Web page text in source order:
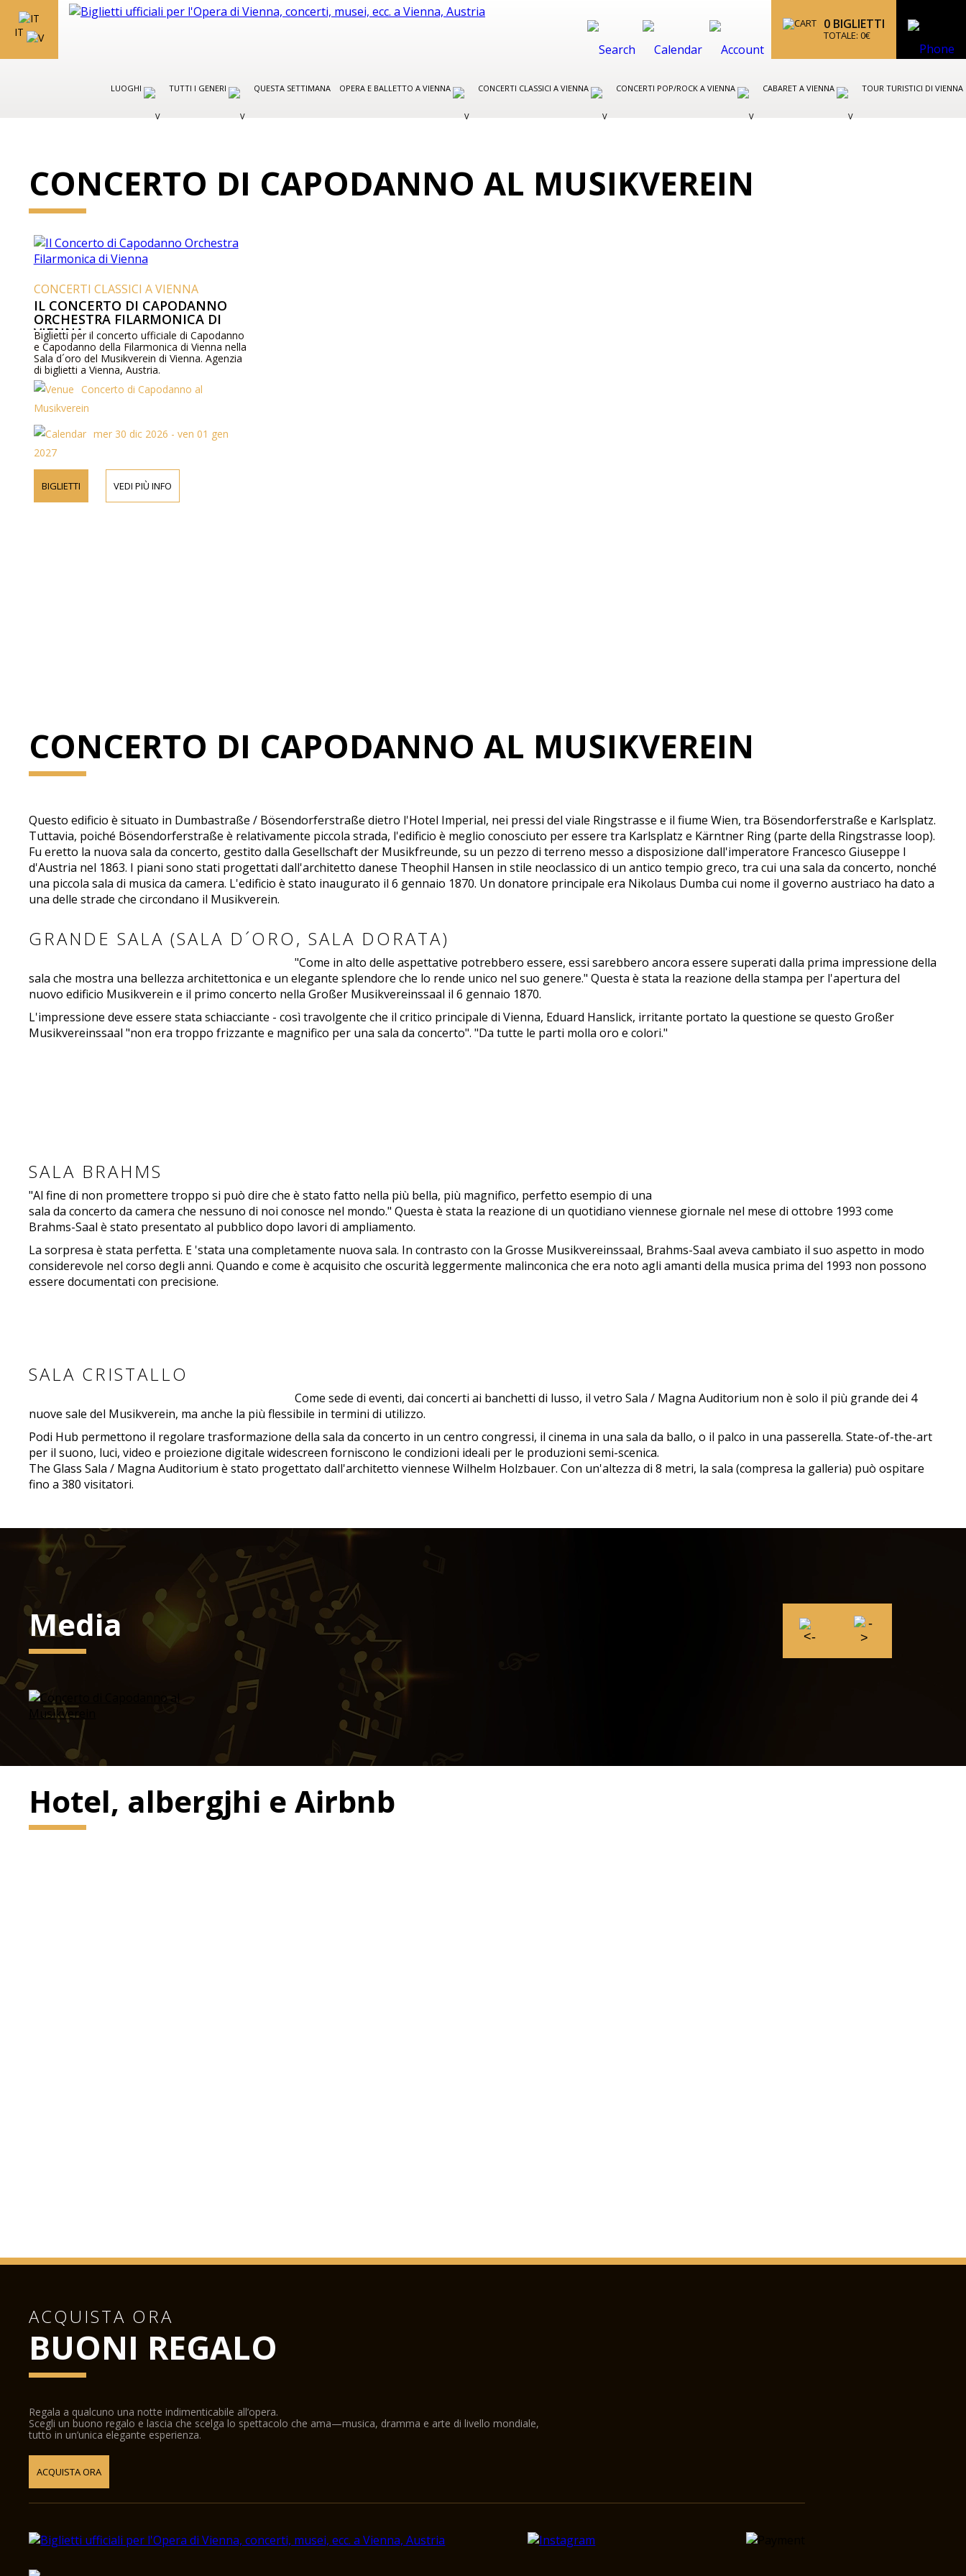
IT
0 BIGLIETTI
TOTALE: 0€
LUOGHI TUTTI I GENERI QUESTA SETTIMANA OPERA E BALLETTO A VIENNA CONCERTI CLASSICI A VIENNA CONCERTI POP/ROCK A VIENNA CABARET A VIENNA TOUR TURISTICI DI VIENNA
CONCERTO DI CAPODANNO AL MUSIKVEREIN
CONCERTI CLASSICI A VIENNA
IL CONCERTO DI CAPODANNO
ORCHESTRA FILARMONICA DI
VIENNA
Biglietti per il concerto ufficiale di Capodanno
e Capodanno della Filarmonica di Vienna nella
Sala d´oro del Musikverein di Vienna. Agenzia
di biglietti a Vienna, Austria.
Concerto di Capodanno al
Musikverein
mer 30 dic 2026 - ven 01 gen
2027
BIGLIETTI VEDI PIÙ INFO
CONCERTO DI CAPODANNO AL MUSIKVEREIN
Questo edificio è situato in Dumbastraße / Bösendorferstraße dietro l'Hotel Imperial, nei pressi del viale Ringstrasse e il fiume Wien, tra Bösendorferstraße e Karlsplatz.
Tuttavia, poiché Bösendorferstraße è relativamente piccola strada, l'edificio è meglio conosciuto per essere tra Karlsplatz e Kärntner Ring (parte della Ringstrasse loop).
Fu eretto la nuova sala da concerto, gestito dalla Gesellschaft der Musikfreunde, su un pezzo di terreno messo a disposizione dall'imperatore Francesco Giuseppe I
d'Austria nel 1863. I piani sono stati progettati dall'architetto danese Theophil Hansen in stile neoclassico di un antico tempio greco, tra cui una sala da concerto, nonché
una piccola sala di musica da camera. L'edificio è stato inaugurato il 6 gennaio 1870. Un donatore principale era Nikolaus Dumba cui nome il governo austriaco ha dato a
una delle strade che circondano il Musikverein.
GRANDE SALA (SALA D´ORO, SALA DORATA)
"Come in alto delle aspettative potrebbero essere, essi sarebbero ancora essere superati dalla prima impressione della
sala che mostra una bellezza architettonica e un elegante splendore che lo rende unico nel suo genere." Questa è stata la reazione della stampa per l'apertura del
nuovo edificio Musikverein e il primo concerto nella Großer Musikvereinssaal il 6 gennaio 1870.
L'impressione deve essere stata schiacciante - così travolgente che il critico principale di Vienna, Eduard Hanslick, irritante portato la questione se questo Großer
Musikvereinssaal "non era troppo frizzante e magnifico per una sala da concerto". "Da tutte le parti molla oro e colori."
SALA BRAHMS
"Al fine di non promettere troppo si può dire che è stato fatto nella più bella, più magnifico, perfetto esempio di una
sala da concerto da camera che nessuno di noi conosce nel mondo." Questa è stata la reazione di un quotidiano viennese giornale nel mese di ottobre 1993 come
Brahms-Saal è stato presentato al pubblico dopo lavori di ampliamento.
La sorpresa è stata perfetta. E 'stata una completamente nuova sala. In contrasto con la Grosse Musikvereinssaal, Brahms-Saal aveva cambiato il suo aspetto in modo
considerevole nel corso degli anni. Quando e come è acquisito che oscurità leggermente malinconica che era noto agli amanti della musica prima del 1993 non possono
essere documentati con precisione.
SALA CRISTALLO
Come sede di eventi, dai concerti ai banchetti di lusso, il vetro Sala / Magna Auditorium non è solo il più grande dei 4
nuove sale del Musikverein, ma anche la più flessibile in termini di utilizzo.
Podi Hub permettono il regolare trasformazione della sala da concerto in un centro congressi, il cinema in una sala da ballo, o il palco in una passerella. State-of-the-art
per il suono, luci, video e proiezione digitale widescreen forniscono le condizioni ideali per le produzioni semi-scenica.
The Glass Sala / Magna Auditorium è stato progettato dall'architetto viennese Wilhelm Holzbauer. Con un'altezza di 8 metri, la sala (compresa la galleria) può ospitare
fino a 380 visitatori.
Media
Hotel, albergjhi e Airbnb
ACQUISTA ORA
BUONI REGALO
Regala a qualcuno una notte indimenticabile all’opera.
Scegli un buono regalo e lascia che scelga lo spettacolo che ama—musica, dramma e arte di livello mondiale,
tutto in un’unica elegante esperienza.
ACQUISTA ORA